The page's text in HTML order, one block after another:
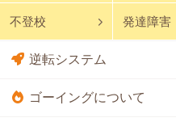
不登校 発達障害
逆転システム
ゴーイングについて